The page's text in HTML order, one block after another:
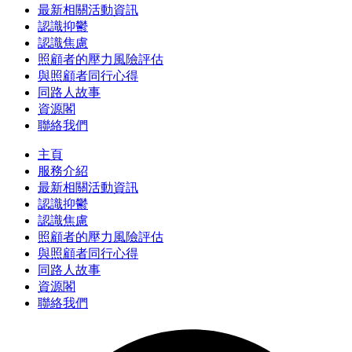
最新相關活動資訊
認識抑鬱
認識焦慮
照顧者的壓力風險評估
與照顧者同行心得
同路人故事
資源閣
聯絡我們
主頁
服務介紹
最新相關活動資訊
認識抑鬱
認識焦慮
照顧者的壓力風險評估
與照顧者同行心得
同路人故事
資源閣
聯絡我們